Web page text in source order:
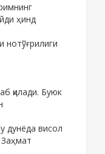
ҳинд
нотўғрилиги
қилади. Буюк
дунёда висол
Заҳмат